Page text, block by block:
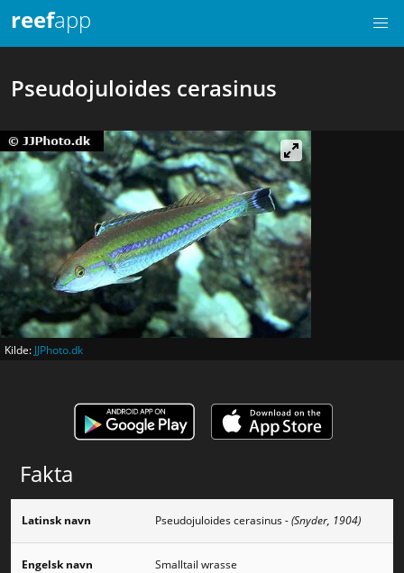
reefapp
Pseudojuloides cerasinus
Kilde: JJPhoto.dk
Fakta
Latinsk navn Pseudojuloides cerasinus- (Snyder, 1904)
Engelsk navn Smalltail wrasse